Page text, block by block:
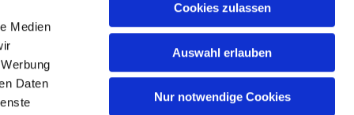
Medien
Daten
Cookies zulassen
Auswahl erlauben
Nur notwendige Cookies
Südwest